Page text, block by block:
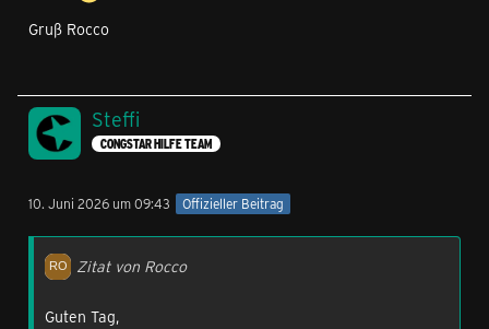
Gruß Rocco
Steffi
CONGSTAR HILFE TEAM
10. Juni 2026 um 09:43 Offizieller Beitrag
Zitat von Rocco
Guten Tag,